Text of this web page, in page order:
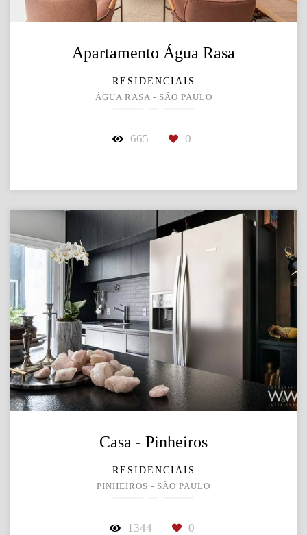
Apartamento Água Rasa
RESIDENCIAIS
ÁGUA RASA - SÃO PAULO
665 0
Casa - Pinheiros
RESIDENCIAIS
PINHEIROS - SÃO PAULO
1344 0